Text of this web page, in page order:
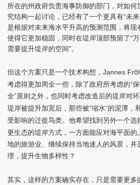
所在的州政府负责海事防御的部门，对如
究结构一起讨论，已经有了一个更具有“未
是根据对未来海水平升高的预测范围，将现
使得它更加稳固，同时在堤岸顶部预留了“
需要提升堤岸的空间”。
但这个方案只是一个技术构想， Jannes Frö
考虑得更加周全一些，除了政府所考虑的“
全”原则之外，也同时考虑改造后的堤岸对
堤岸被提升加宽后，那些被”缩水“的泥潭，
受影响的迁徙鸟类。他希望找到另外一个选
更生态的堤岸方式，一方面能应对海平面的
地的旅游业、继续保持当地迷人的风景，并
理，提升生物多样性？
其实，这样的方案确实存在，只是需要更